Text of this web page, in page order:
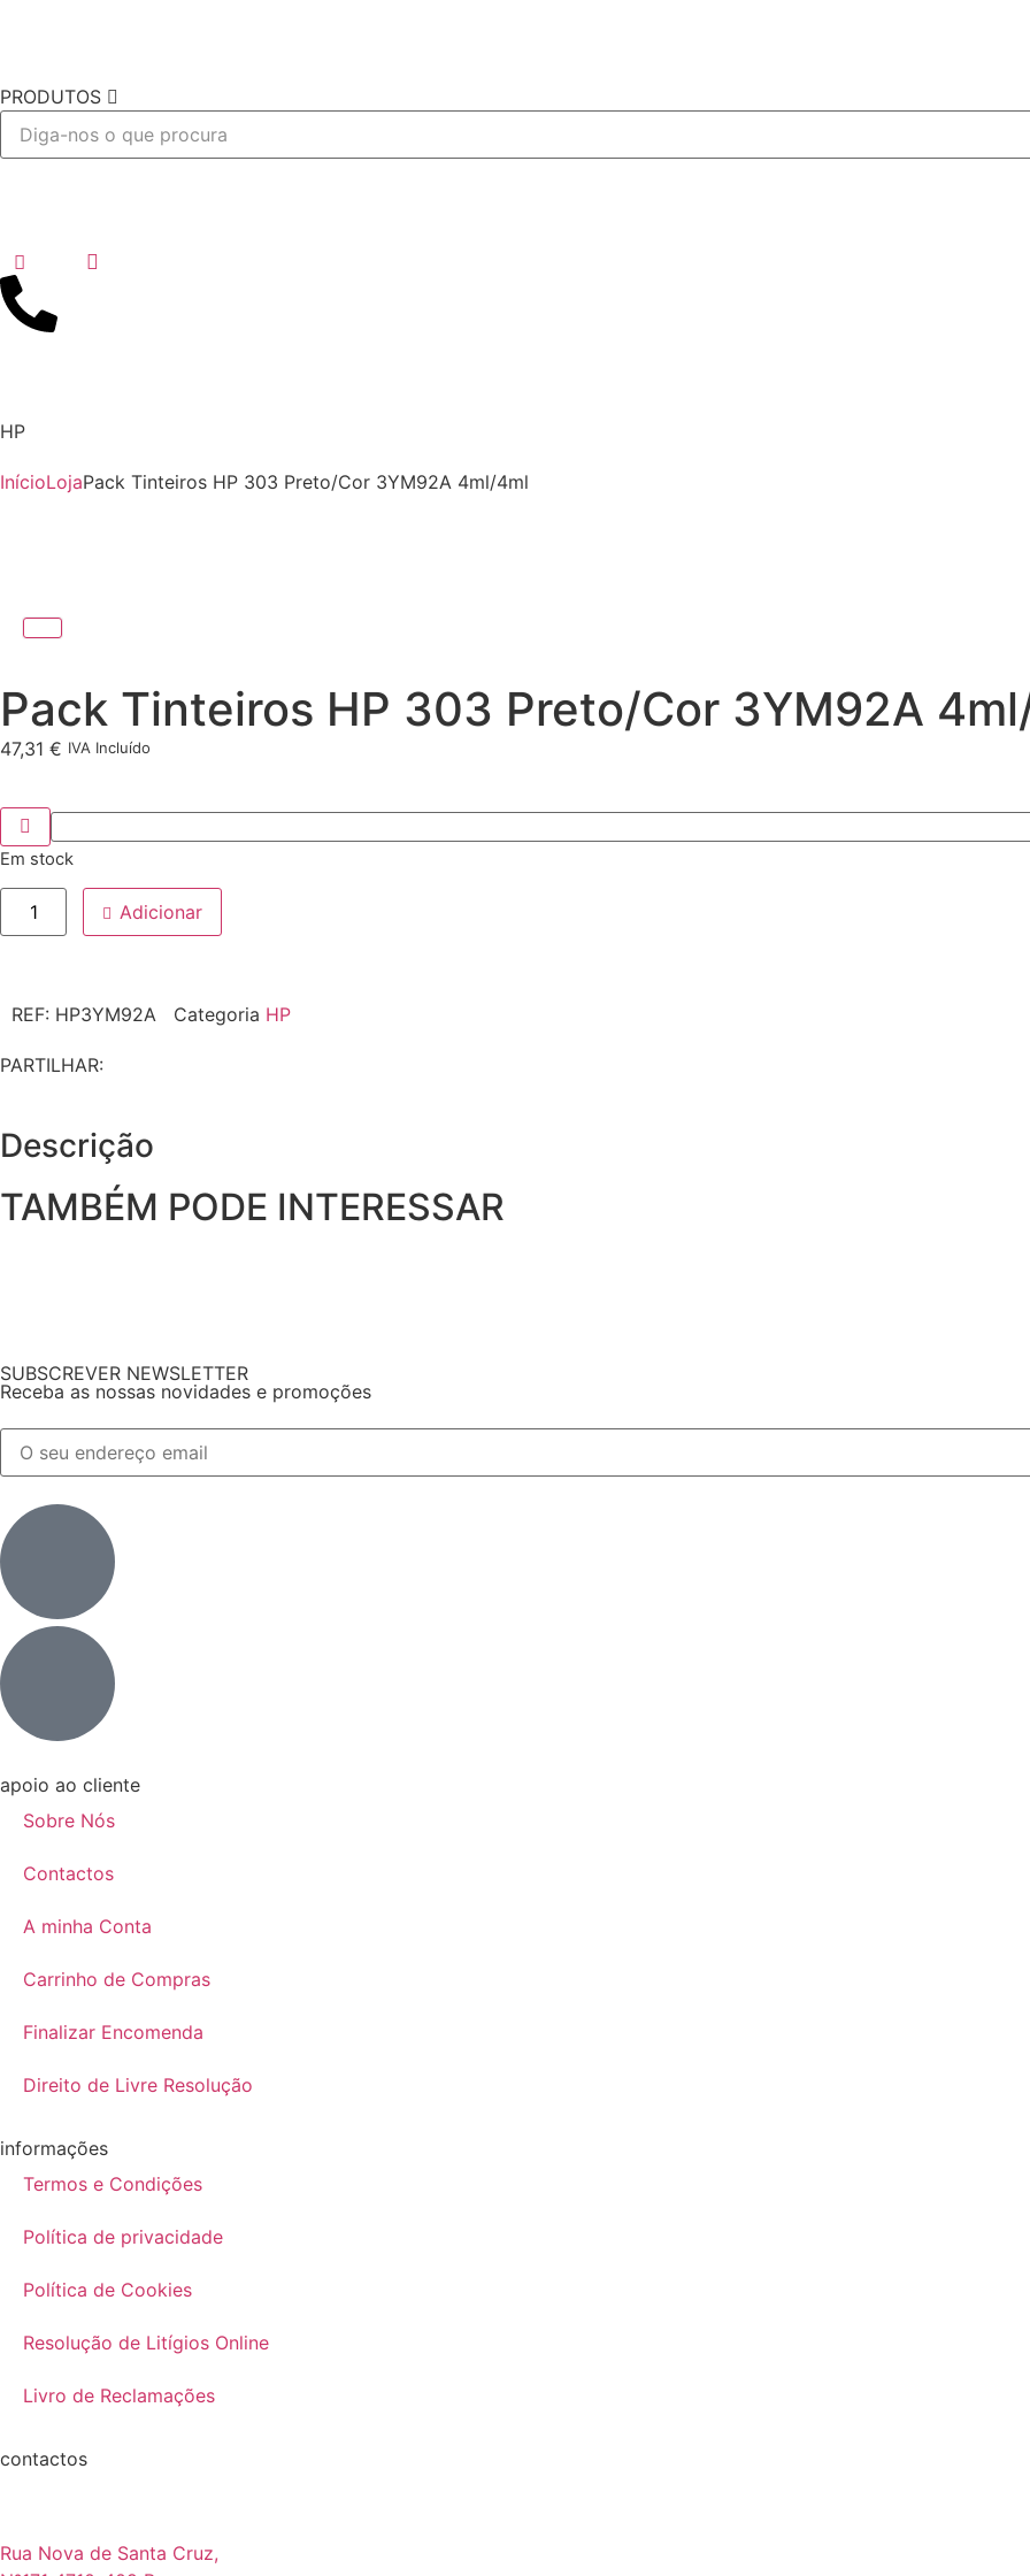
PRODUTOS
HP
InícioLojaPack Tinteiros HP 303 Preto/Cor 3YM92A 4ml/4ml
Pack Tinteiros HP 303 Preto/Cor 3YM92A
47,31 € IVA Incluído
Em stock
Adicionar
REF: HP3YM92A Categoria HP
PARTILHAR:
Descrição
TAMBÉM PODE INTERESSAR
SUBSCREVER NEWSLETTER
Receba as nossas novidades e promoções
apoio ao cliente
Sobre Nós
Contactos
A minha Conta
Carrinho de Compras
Finalizar Encomenda
Direito de Livre Resolução
informações
Termos e Condições
Política de privacidade
Política de Cookies
Resolução de Litígios Online
Livro de Reclamações
contactos
Rua Nova de Santa Cruz,